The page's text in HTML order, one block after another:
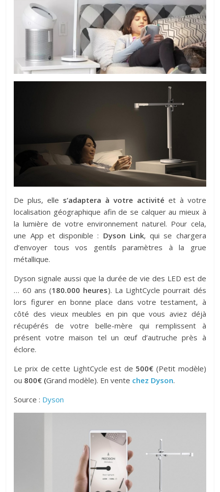
De plus, elle s’adaptera à votre activité et à votre
localisation géographique afin de se calquer au mieux à
la lumière de votre environnement naturel. Pour cela,
une App et disponible : Dyson Link, qui se chargera
d’envoyer tous vos gentils paramètres à la grue
métallique.
Dyson signale aussi que la durée de vie des LED est de
… 60 ans (180.000 heures). La LightCycle pourrait dés
lors figurer en bonne place dans votre testament, à
côté des vieux meubles en pin que vous aviez déjà
récupérés de votre belle-mère qui remplissent à
présent votre maison tel un œuf d’autruche près à
éclore.
Le prix de cette LightCycle est de 500€ (Petit modèle)
ou 800€ (Grand modèle). En vente chez Dyson.
Source : Dyson